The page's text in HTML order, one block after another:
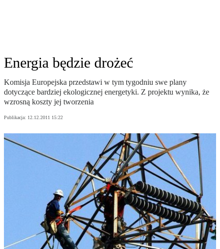
Energia będzie drożeć
Komisja Europejska przedstawi w tym tygodniu swe plany
dotyczące bardziej ekologicznej energetyki. Z projektu wynika, że
wzrosną koszty jej tworzenia
Publikacja: 12.12.2011 15:22